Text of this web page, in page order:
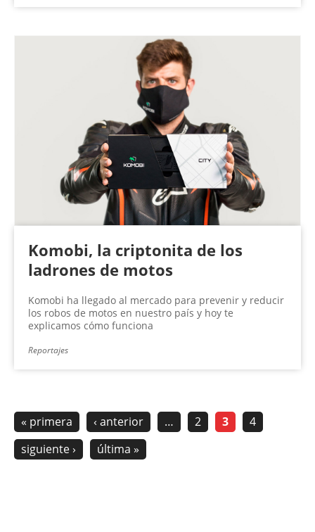
Komobi, la criptonita de los
ladrones de motos
Komobi ha llegado al mercado para prevenir y reducir
los robos de motos en nuestro país y hoy te
explicamos cómo funciona
Reportajes
« primera ‹ anterior … 2 3
4
siguiente ›
última »